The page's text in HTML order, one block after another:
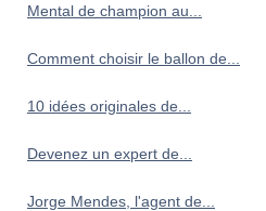
Mental de champion au...
Comment choisir le ballon de...
10 idées originales de...
Devenez un expert de...
Jorge Mendes, l'agent de...